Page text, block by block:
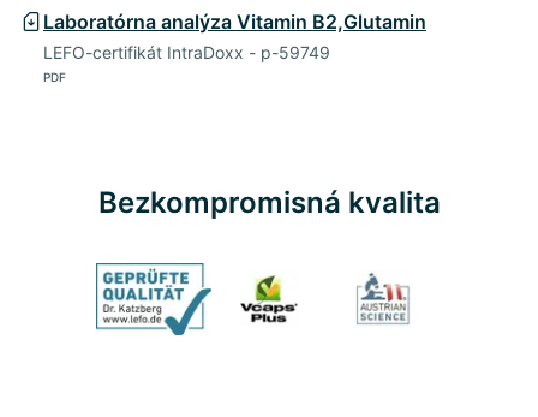
Laboratórna analýza Vitamin B2,Glutamin
LEFO-certifikát IntraDoxx - p-59749
PDF
Bezkompromisná kvalita